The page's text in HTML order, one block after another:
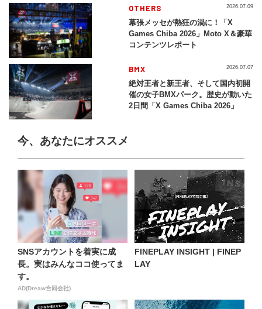
2026」
OTHERS
幕張メッセが熱狂の渦に！「X
Games Chiba 2026」Moto X＆豪華
コンテンツレポート
2026.07.09
BMX
絶対王者と新王者、そして国内初開
催の女子BMXパーク。歴史が動いた
2日間「X Games Chiba 2026」
2026.07.07
今、あなたにオススメ
SNSアカウントを着実に成
長。実はみんなココ使ってま
す。
AD(Dreaw合同会社)
FINEPLAY INSIGHT | FINEP
LAY